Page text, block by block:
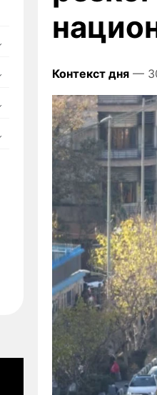
Контекст дня —